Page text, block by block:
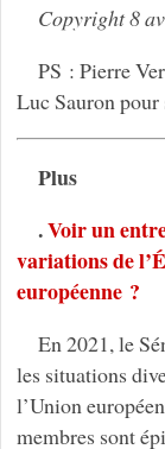
Copyright 8
PS : Pierre
Luc Sauron pour
Plus
.Voir un
variations de
européenne ?
En 2021, le
les situations
l’Union
membres sont